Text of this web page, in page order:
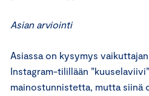
Asian arviointi
Asiassa on kysymys
Instagram-tilillään
mainostunnistetta, mutta siinä